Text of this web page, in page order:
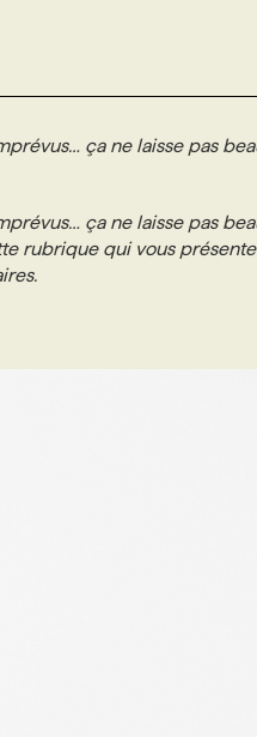
ça ne laisse pas
ça ne laisse pas
rubrique qui vous